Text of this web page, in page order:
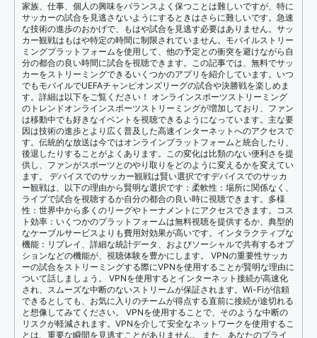
家族、仕事、個人の興味をバランスよく保つことは難しいですが、特に
サッカーの試合を見逃さないようにするときはさらに難しいです。急速
な技術の進歩のおかげで、もはや試合を見逃す必要はありません。サッ
カー観戦はもはや特定の時間に制限されていません。モバイルストリー
ミングプラットフォームを使用して、他の予定との衝突を避けながら自
分の都合の良い時間に試合を視聴できます。この記事では、無料でサッ
カーをストリーミングできるいくつかのアプリを紹介しています。いつ
でもモバイルでUEFAチャンピオンズリーグの試合や決勝戦を楽しめま
す。詳細は以下をご覧ください！ オンラインスポーツストリーミング
のトレンドオンラインスポーツストリーミングが増加しており、ファン
は移動中でも好きなイベントを視聴できるようになっています。主な要
因は技術の進歩とより広く普及した高速インターネットへのアクセスで
す。伝統的な放送は今ではオンラインプラットフォームと統合したり、
後退したりすることがよくあります。この変化は比類のない便利さを提
供し、ファンがスポーツとのやり取りをどのように変えるかを変えてい
ます。 デバイスでのサッカー観戦は賢い選択ですデバイスでのサッカ
ー観戦は、以下の理由から賢明な選択です：柔軟性：場所に関係なく、
ライブで試合を視聴するか自分の都合の良い時に視聴できます。多様
性：世界中から多くのリーグやトーナメントにアクセスできます。コス
ト効率：いくつかのプラットフォームは無料視聴を提供するか、典型的
なケーブルサービスよりも費用対効果が高いです。インタラクティブな
機能：リプレイ、詳細な統計データ、およびソーシャルで共有するオプ
ションなどの機能が、視聴体験を豊かにします。 VPNの重要性サッカ
ーの試合をストリーミングする際にVPNを使用することが賢明な理由に
ついて話しましょう。 VPNを使用するとインターネット接続が高速化
され、スムーズな中断のないストリームが保証されます。Wi-Fiが信頼
できるとしても、お気に入りのチームが得点する直前に接続が途切れる
と想像してみてください。 VPNを使用することで、そのような中断の
リスクが軽減されます。VPNを介して安全なネットワークを使用するこ
とは、重要な瞬間を見逃すことがありません。 また、あなたのプライ